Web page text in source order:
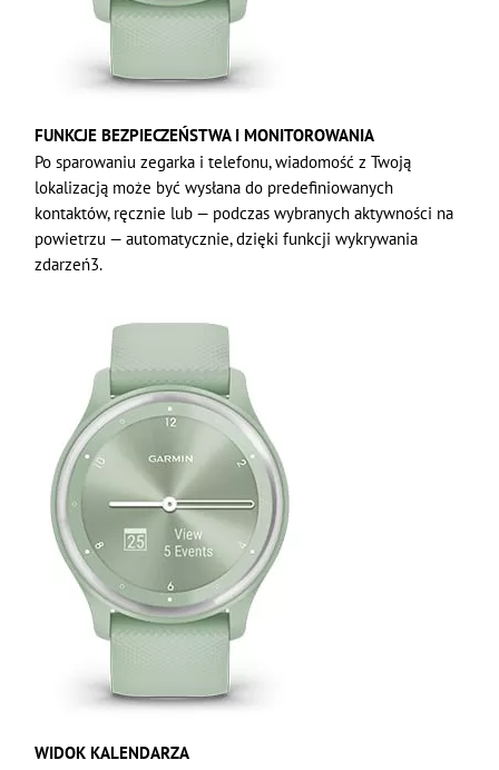
FUNKCJE BEZPIECZEŃSTWA I MONITOROWANIA
Po sparowaniu zegarka i telefonu, wiadomość z Twoją
lokalizacją może być wysłana do predefiniowanych
kontaktów, ręcznie lub — podczas wybranych aktywności na
powietrzu — automatycznie, dzięki funkcji wykrywania
zdarzeń3.
WIDOK KALENDARZA